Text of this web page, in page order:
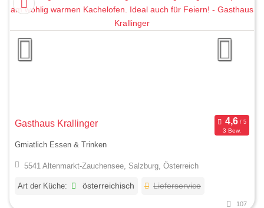
Gasthaus Krallinger
3 Bew.
Gmiatlich Essen & Trinken
5541 Altenmarkt-Zauchensee, Salzburg, Österreich
Art der Küche: österreichisch Lieferservice
107